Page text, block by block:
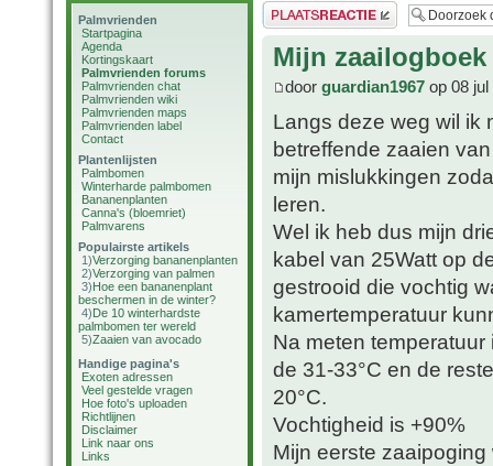
Palmvrienden
Startpagina
Agenda
Kortingskaart
Palmvrienden forums
Palmvrienden chat
Palmvrienden wiki
Palmvrienden maps
Palmvrienden label
Contact
Plantenlijsten
Palmbomen
Winterharde palmbomen
Bananenplanten
Canna's (bloemriet)
Palmvarens
Populairste artikels
1)Verzorging bananenplanten
2)Verzorging van palmen
3)Hoe een bananenplant
beschermen in de winter?
4)De 10 winterhardste
palmbomen ter wereld
5)Zaaien van avocado
Handige pagina's
Exoten adressen
Veel gestelde vragen
Hoe foto's uploaden
Richtlijnen
Disclaimer
Link naar ons
Links
Plaats een reactie
Mijn zaailogboek
door guardian1967 op 08 jul
Langs deze weg wil ik
betreffende zaaien
mijn mislukkingen
leren.
Wel ik heb dus mijn
kabel van 25Watt op
gestrooid die vochtig
kamertemperatuur
Na meten
de 31-33°C en de
20°C.
Vochtigheid is +90%
Mijn eerste